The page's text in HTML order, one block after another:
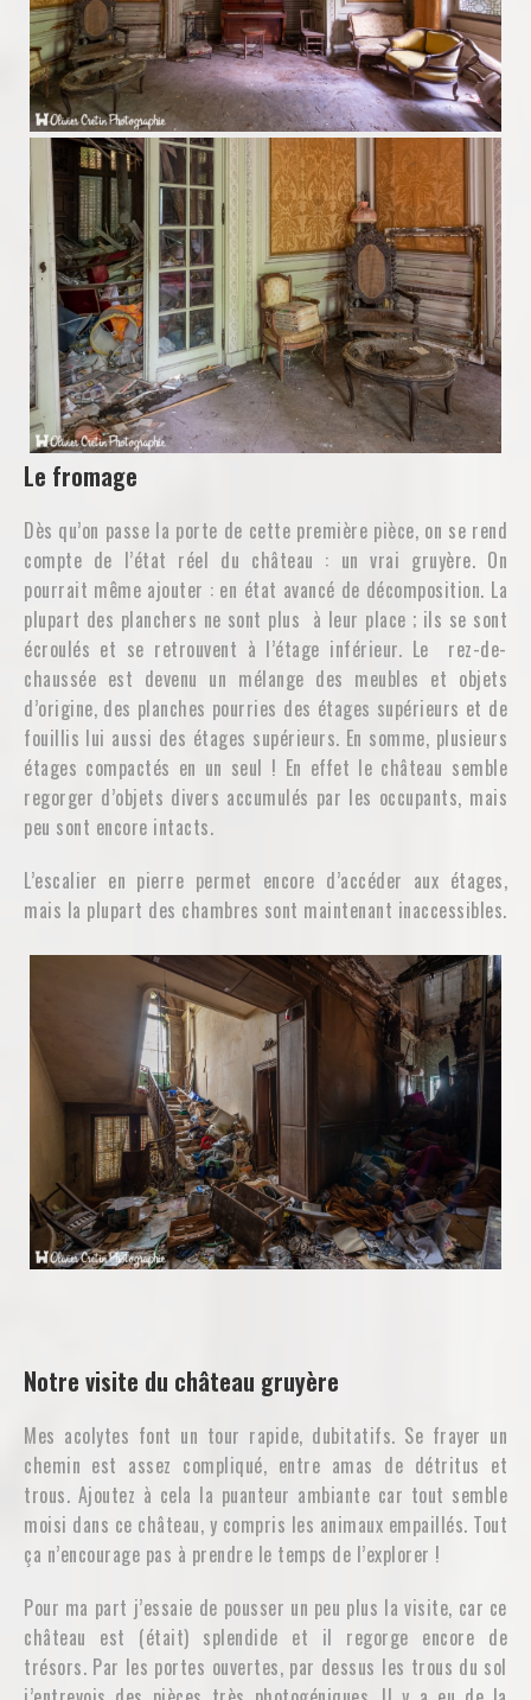
Le fromage
Dès qu’on passe la porte de cette première pièce, on se rend
compte de l’état réel du château : un vrai gruyère. On
pourrait même ajouter : en état avancé de décomposition. La
plupart des planchers ne sont plus à leur place ; ils se sont
écroulés et se retrouvent à l’étage inférieur. Le rez-de-
chaussée est devenu un mélange des meubles et objets
d’origine, des planches pourries des étages supérieurs et de
fouillis lui aussi des étages supérieurs. En somme, plusieurs
étages compactés en un seul ! En effet le château semble
regorger d’objets divers accumulés par les occupants, mais
peu sont encore intacts.
L’escalier en pierre permet encore d’accéder aux étages,
mais la plupart des chambres sont maintenant inaccessibles.
Notre visite du château gruyère
Mes acolytes font un tour rapide, dubitatifs. Se frayer un
chemin est assez compliqué, entre amas de détritus et
trous. Ajoutez à cela la puanteur ambiante car tout semble
moisi dans ce château, y compris les animaux empaillés. Tout
ça n’encourage pas à prendre le temps de l’explorer !
Pour ma part j’essaie de pousser un peu plus la visite, car ce
château est (était) splendide et il regorge encore de
trésors. Par les portes ouvertes, par dessus les trous du sol